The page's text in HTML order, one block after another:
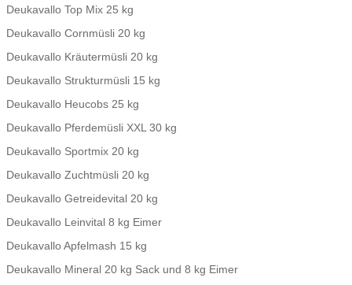
Deukavallo Top Mix 25 kg
Deukavallo Cornmüsli 20 kg
Deukavallo Kräutermüsli 20 kg
Deukavallo Strukturmüsli 15 kg
Deukavallo Heucobs 25 kg
Deukavallo Pferdemüsli XXL 30 kg
Deukavallo Sportmix 20 kg
Deukavallo Zuchtmüsli 20 kg
Deukavallo Getreidevital 20 kg
Deukavallo Leinvital 8 kg Eimer
Deukavallo Apfelmash 15 kg
Deukavallo Mineral 20 kg Sack und 8 kg Eimer